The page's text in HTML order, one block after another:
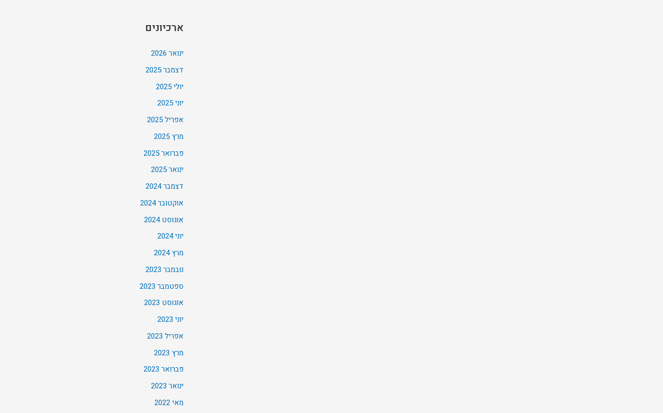
ארכיונים
ינואר 2026
דצמבר 2025
יולי 2025
יוני 2025
אפריל 2025
מרץ 2025
פברואר 2025
ינואר 2025
דצמבר 2024
אוקטובר 2024
אוגוסט 2024
יוני 2024
מרץ 2024
נובמבר 2023
ספטמבר 2023
אוגוסט 2023
יוני 2023
אפריל 2023
מרץ 2023
פברואר 2023
ינואר 2023
מאי 2022